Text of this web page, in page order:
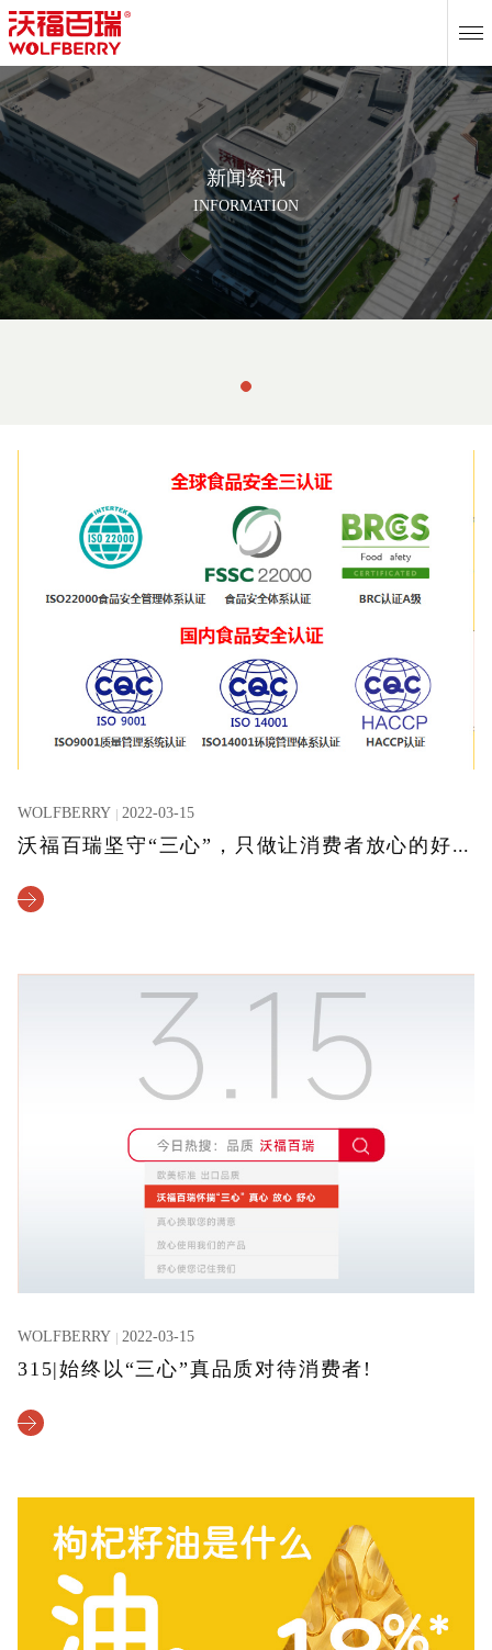
新闻资讯
INFORMATION
WOLFBERRY 2022-03-15
沃福百瑞坚守“三心”，只做让消费者放心的好枸杞！
WOLFBERRY 2022-03-15
315|始终以“三心”真品质对待消费者!